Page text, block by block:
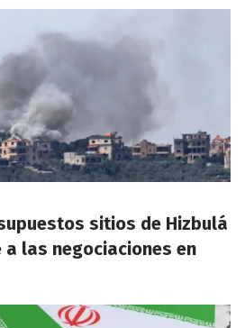
sitios de Hizbulá
a las negociaciones en